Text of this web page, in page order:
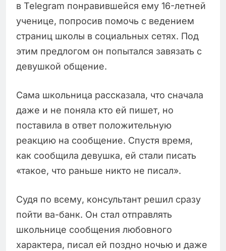
в Telegram понравившейся ему 16-летней
ученице, попросив помочь с ведением
страниц школы в социальных сетях. Под
этим предлогом он попытался завязать с
девушкой общение.
Сама школьница рассказала, что сначала
даже и не поняла кто ей пишет, но
поставила в ответ положительную
реакцию на сообщение. Спустя время,
как сообщила девушка, ей стали писать
«такое, что раньше никто не писал».
Судя по всему, консультант решил сразу
пойти ва-банк. Он стал отправлять
школьнице сообщения любовного
характера, писал ей поздно ночью и даже